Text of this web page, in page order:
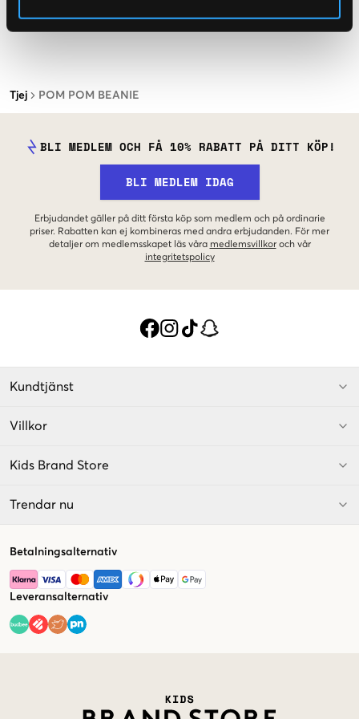
Tjej POM POM BEANIE
BLI MEDLEM OCH FÅ 10% RABATT PÅ DITT KÖP!
BLI MEDLEM IDAG
Erbjudandet gäller på ditt första köp som medlem och på ordinarie
priser. Rabatten kan ej kombineras med andra erbjudanden. För mer
detaljer om medlemsskapet läs våra medlemsvillkor och vår
integritetspolicy
Kundtjänst
Villkor
Kids Brand Store
Trendar nu
Betalningsalternativ
Leveransalternativ